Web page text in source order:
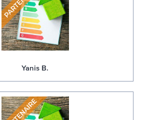
Yanis B.